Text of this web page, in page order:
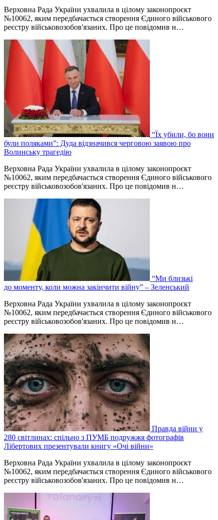
Верховна Рада України ухвалила в цілому законопроєкт
№10062, яким передбачається створення Єдиного військового
реєстру військовозобов'язаних. Про це повідомив н…
“Їх убили, бо вони
були поляками”: Дуда відзначився черговою заявою про
Волинську трагедію
Верховна Рада України ухвалила в цілому законопроєкт
№10062, яким передбачається створення Єдиного військового
реєстру військовозобов'язаних. Про це повідомив н…
“Ми близькі
до моменту, коли можна закінчити війну” – Зеленський
Верховна Рада України ухвалила в цілому законопроєкт
№10062, яким передбачається створення Єдиного військового
реєстру військовозобов'язаних. Про це повідомив н…
Правда війни у
280 світлинах: спільно з ПУМБ подружжя фотографів
Лібертових презентували книгу «Очі війни»
Верховна Рада України ухвалила в цілому законопроєкт
№10062, яким передбачається створення Єдиного військового
реєстру військовозобов'язаних. Про це повідомив н…